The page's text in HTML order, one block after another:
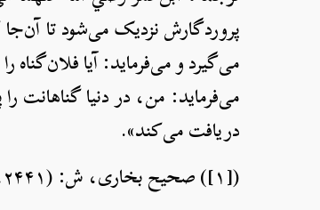
پروردگارش نزدیک می‌شود تا
می‌گیرد و می‌فرماید: آیا فلان‌گناه
می‌فرماید: من، در دنیا گناهانت
دریافت می‌کند».
([۱]) صحیح بخاری، ش: (۲۴۴۱، ۴۶۸۵)؛ و صحیح مسلم، ش:۲۷۶۸.